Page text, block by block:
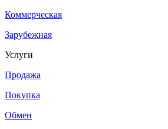
Коммерческая
Зарубежная
Услуги
Продажа
Покупка
Обмен